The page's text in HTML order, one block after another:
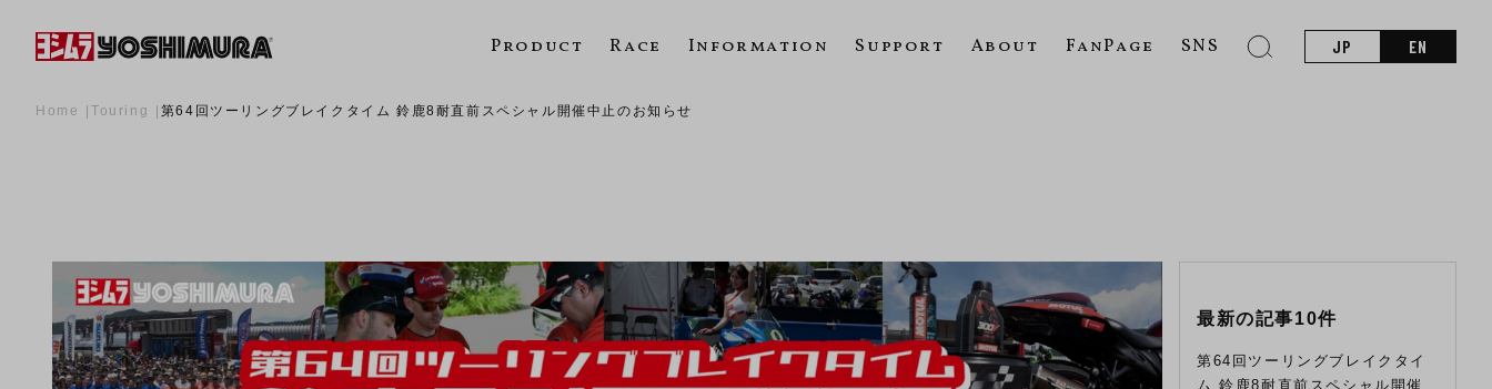
Product Race Information Support About FanPage SNS JP EN
Home Touring 第64回ツーリングブレイクタイム 鈴鹿8耐直前スペシャル開催中止のお知らせ
最新の記事10件
第64回ツーリングブレイクタイ
ム 鈴鹿8耐直前スペシャル開催